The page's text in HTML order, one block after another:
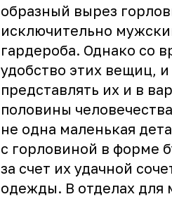
образный вырез
исключительно
гардероба. Однако со
удобство этих вещиц,
представлять их и в
половины
не одна маленькая
с горловиной в форме
за счет их удачной
одежды. В отделах для